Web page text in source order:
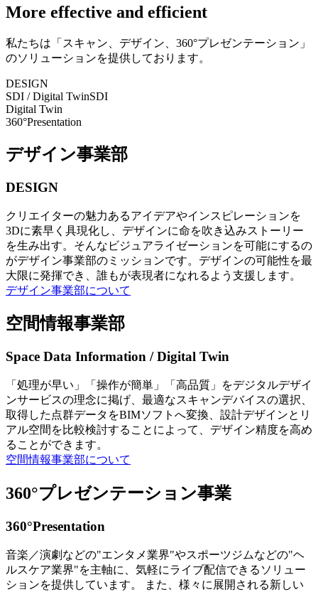
More effective and efficient
私たちは「スキャン、デザイン、360°プレゼンテーション」
のソリューションを提供しております。
DESIGN
SDI / Digital TwinSDI
Digital Twin
360°Presentation
デザイン事業部
DESIGN
クリエイターの魅力あるアイデアやインスピレーションを
3Dに素早く具現化し、デザインに命を吹き込みストーリー
を生み出す。そんなビジュアライゼーションを可能にするの
がデザイン事業部のミッションです。デザインの可能性を最
大限に発揮でき、誰もが表現者になれるよう支援します。
デザイン事業部について
空間情報事業部
Space Data Information / Digital Twin
「処理が早い」「操作が簡単」「高品質」をデジタルデザイ
ンサービスの理念に掲げ、最適なスキャンデバイスの選択、
取得した点群データをBIMソフトへ変換、設計デザインとリ
アル空間を比較検討することによって、デザイン精度を高め
ることができます。
空間情報事業部について
360°プレゼンテーション事業
360°Presentation
音楽／演劇などの"エンタメ業界"やスポーツジムなどの"ヘ
ルスケア業界"を主軸に、気軽にライブ配信できるソリュー
ションを提供しています。 また、様々に展開される新しい